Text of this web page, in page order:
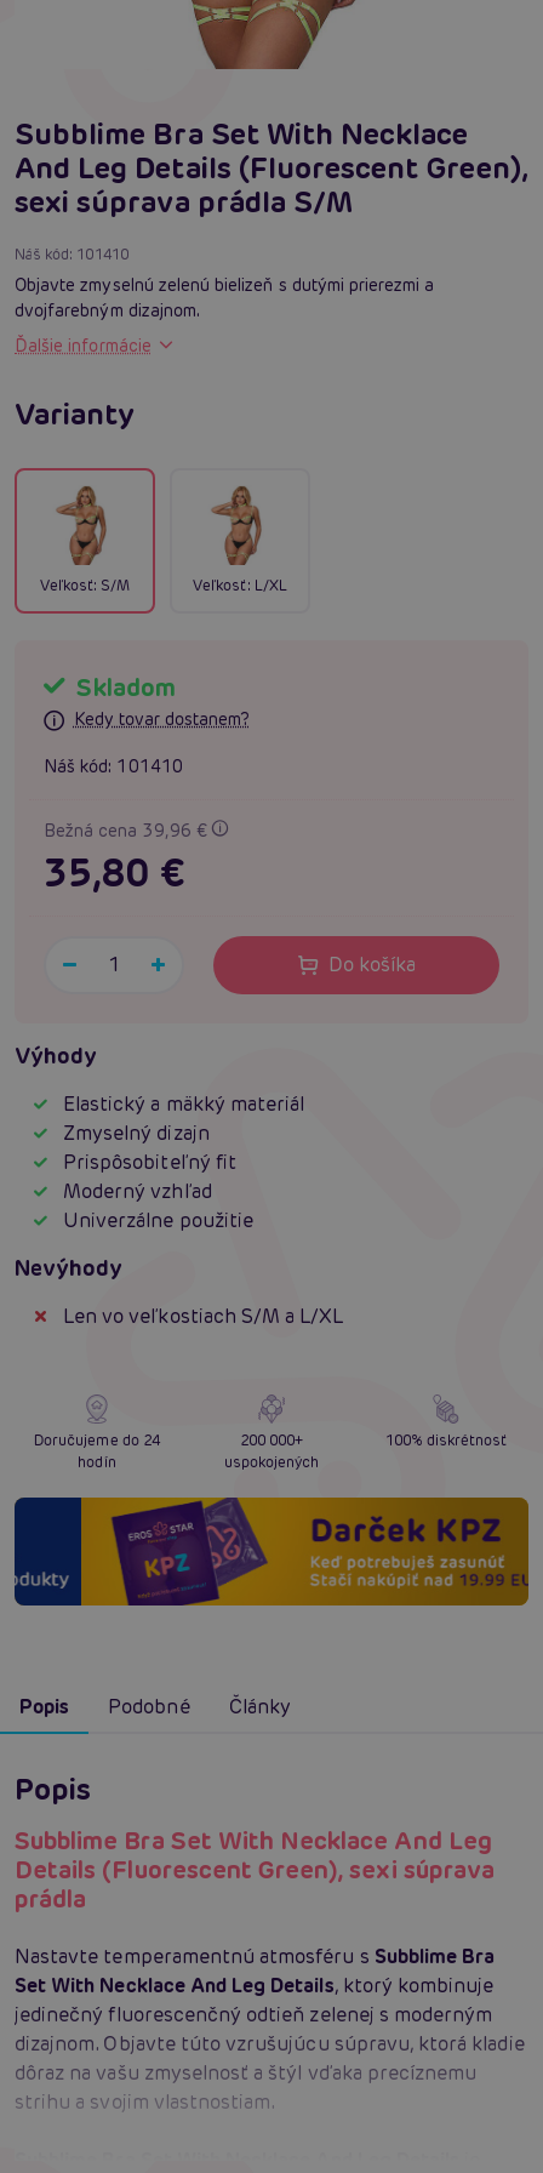
Subblime Bra Set With Necklace
And Leg Details (Fluorescent Green),
sexi súprava prádla S/M
Náš kód: 101410
Objavte zmyselnú zelenú bielizeň s dutými prierezmi a
dvojfarebným dizajnom.
Ďalšie informácie
Varianty
Veľkosť: S/M Veľkosť: L/XL
Skladom
Kedy tovar dostanem?
Náš kód: 101410
Bežná cena 39,96 €
35,80 €
Do košíka
Výhody
Elastický a mäkký materiál
Zmyselný dizajn
Prispôsobiteľný fit
Moderný vzhľad
Univerzálne použitie
Nevýhody
Len vo veľkostiach S/M a L/XL
Doručujeme do 24
hodín
200 000+
uspokojených
100% diskrétnosť
Popis Podobné Články
Popis
Subblime Bra Set With Necklace And Leg
Details (Fluorescent Green), sexi súprava
prádla
Nastavte temperamentnú atmosféru s Subblime Bra
Set With Necklace And Leg Details, ktorý kombinuje
jedinečný fluorescenčný odtieň zelenej s moderným
dizajnom. Objavte túto vzrušujúcu súpravu, ktorá kladie
dôraz na vašu zmyselnosť a štýl vďaka precíznemu
strihu a svojim vlastnostiam.